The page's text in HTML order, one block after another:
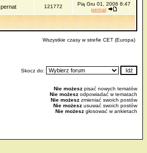
pernat 121772
Pią Gru 01, 2006 8:47
pernat
Wszystkie czasy w strefie CET (Europa)
Skocz do:
Nie możesz pisać nowych tematów
Nie możesz odpowiadać w tematach
Nie możesz zmieniać swoich postów
Nie możesz usuwać swoich postów
Nie możesz głosować w ankietach